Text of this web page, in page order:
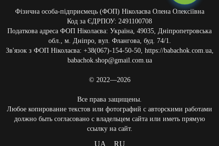
Фізична особа-підприємець (ФОП) Ніколаєва Олена Олексіївна
Код за ЄДРПОУ: 2491100708
Податкова адреса ФОП Ніколаєва: Україна, 49035, Дніпропетровська
обл., м. Дніпро, вул. Флангова, буд. 74/1.
Зв'язок з ФОП Ніколаєва: +38(067)-154-50-50, https://babachok.com.ua,
babachok.shop@gmail.com.ua
© 2022—2026
Все права защищены.
Любое копирование текстов или фотографий с авторскими работами
должно быть согласовано с владельцем сайта или иметь прямую
ссылку на сайт.
UA RU